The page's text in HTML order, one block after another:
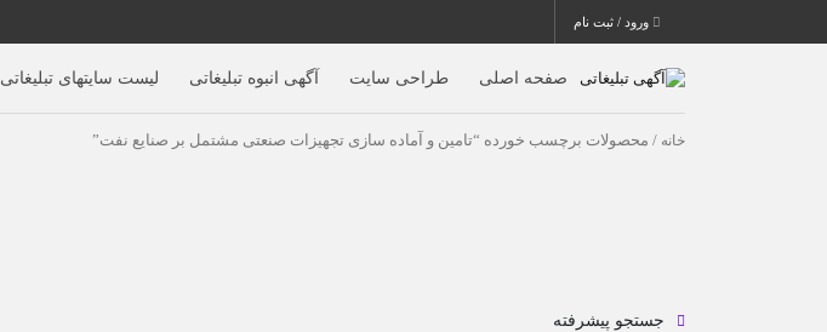
ورود / ثبت نام
صفحه اصلی طراحی سایت آگهی انبوه تبلیغاتی لیست سایتهای تبلیغاتی
خانه / محصولات برچسب خورده “تامین و آماده سازی تجهیزات صنعتی مشتمل بر صنایع نفت”
جستجو پیشرفته